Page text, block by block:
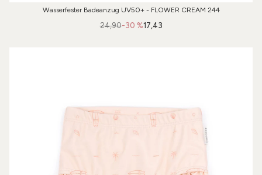
Wasserfester Badeanzug UV50+ - FLOWER CREAM 244
-30 %
24,90 17,43